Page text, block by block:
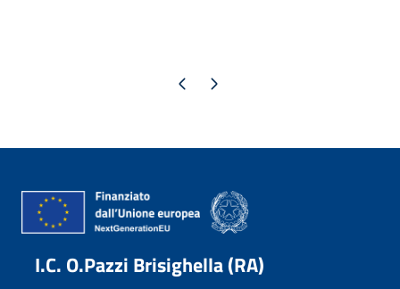
Pagina precedente
Pagina successiva
I.C. O.Pazzi Brisighella (RA)